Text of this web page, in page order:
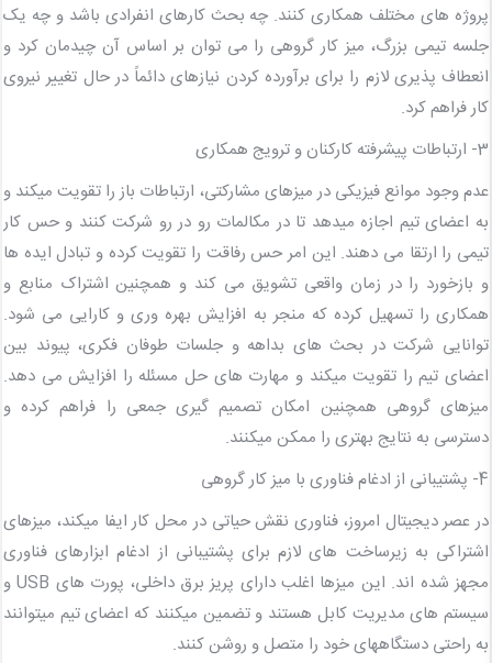
پروژه های مختلف همکاری کنند. چه بحث کارهای انفرادی باشد و چه یک
جلسه تیمی بزرگ، میز کار گروهی را می توان بر اساس آن چیدمان کرد و
انعطاف پذیری لازم را برای برآورده کردن نیازهای دائماً در حال تغییر نیروی
کار فراهم کرد.
3- ارتباطات پیشرفته کارکنان و ترویج همکاری
عدم وجود موانع فیزیکی در میزهای مشارکتی، ارتباطات باز را تقویت میکند و
به اعضای تیم اجازه میدهد تا در مکالمات رو در رو شرکت کنند و حس کار
تیمی را ارتقا می دهند. این امر حس رفاقت را تقویت کرده و تبادل ایده ها
و بازخورد را در زمان واقعی تشویق می کند و همچنین اشتراک منابع و
همکاری را تسهیل کرده که منجر به افزایش بهره وری و کارایی می شود.
توانایی شرکت در بحث های بداهه و جلسات طوفان فکری، پیوند بین
اعضای تیم را تقویت میکند و مهارت های حل مسئله را افزایش می دهد.
میزهای گروهی همچنین امکان تصمیم گیری جمعی را فراهم کرده و
دسترسی به نتایج بهتری را ممکن میکنند.
4- پشتیبانی از ادغام فناوری با میز کار گروهی
در عصر دیجیتال امروز، فناوری نقش حیاتی در محل کار ایفا میکند، میزهای
اشتراکی به زیرساخت های لازم برای پشتیبانی از ادغام ابزارهای فناوری
مجهز شده اند. این میزها اغلب دارای پریز برق داخلی، پورت های USB و
سیستم های مدیریت کابل هستند و تضمین میکنند که اعضای تیم میتوانند
به راحتی دستگاههای خود را متصل و روشن کنند.